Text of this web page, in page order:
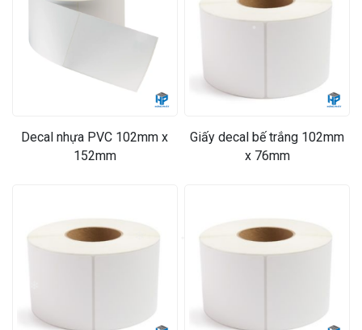
Decal nhựa PVC 102mm x
152mm
Giấy decal bế trắng 102mm
x 76mm